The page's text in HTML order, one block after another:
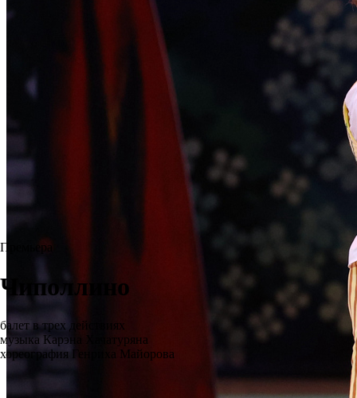
Премьера
Чиполлино
балет в трех действиях
музыка Карэна Хачатуряна
хореография Генриха Майорова